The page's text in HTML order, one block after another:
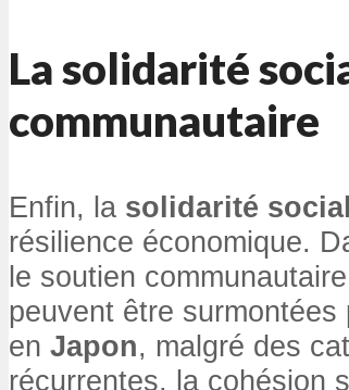
La solidarité
communautaire
Enfin, la solidarité
résilience économique.
le soutien
peuvent être
en Japon, malgré des
récurrentes, la cohésion